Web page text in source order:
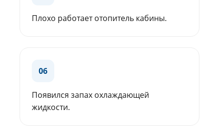
Плохо работает отопитель кабины.
06
Появился запах охлаждающей
жидкости.